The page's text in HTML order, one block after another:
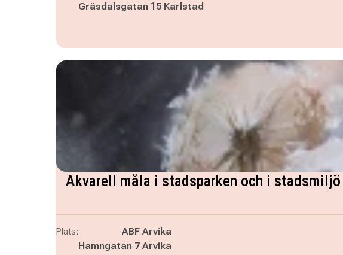
Gräsdalsgatan 15 Karlstad
Akvarell måla i stadsparken och i stadsmiljö
Plats:
ABF Arvika
Hamngatan 7 Arvika